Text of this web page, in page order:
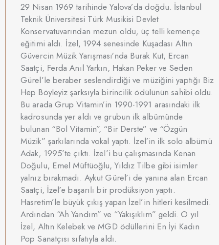
29 Nisan 1969 tarihinde Yalova’da doğdu. İstanbul
Teknik Üniversitesi Türk Musikisi Devlet
Konservatuvarından mezun oldu, üç telli kemençe
eğitimi aldı. İzel, 1994 senesinde Kuşadası Altın
Güvercin Müzik Yarışması’nda Burak Kut, Ercan
Saatçi, Ferda Anıl Yarkın, Hakan Peker ve Seden
Gürel’le beraber seslendirdiği ve müziğini yaptığı Biz
Hep Böyleyiz şarksıyla birincilik ödülünün sahibi oldu.
Bu arada Grup Vitamin’in 1990-1991 arasındaki ilk
kadrosunda yer aldı ve grubun ilk albümünde
bulunan “Bol Vitamin”, “Bir Derste” ve “Özgün
Müzik” şarkılarında vokal yaptı. İzel’in ilk solo albümü
Adak, 1995’te çıktı. İzel’i bu çalışmasında Kenan
Doğulu, Emel Müftüoğlu, Yıldız Tilbe gibi isimler
yalnız bırakmadı. Aykut Gürel’i de yanına alan Ercan
Saatçi, İzel’e başarılı bir prodüksiyon yaptı.
Hasretim’le büyük çıkış yapan İzel’in hitleri kesilmedi.
Ardından “Ah Yandım” ve “Yakışıklım” geldi. O yıl
İzel, Altın Kelebek ve MGD ödüllerini En İyi Kadın
Pop Sanatçısı sıfatıyla aldı.